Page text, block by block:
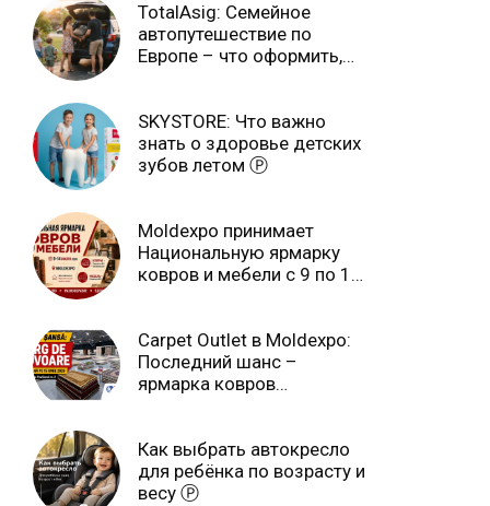
TotalAsig: Семейное
автопутешествие по
Европе – что оформить,
SKYSTORE: Что важно
знать о здоровье детских
зубов летом Ⓟ
Moldexpo принимает
Национальную ярмарку
ковров и мебели с 9 по 14
Carpet Outlet в Moldexpo:
Последний шанс –
ярмарка ковров
Как выбрать автокресло
для ребёнка по возрасту и
весу Ⓟ